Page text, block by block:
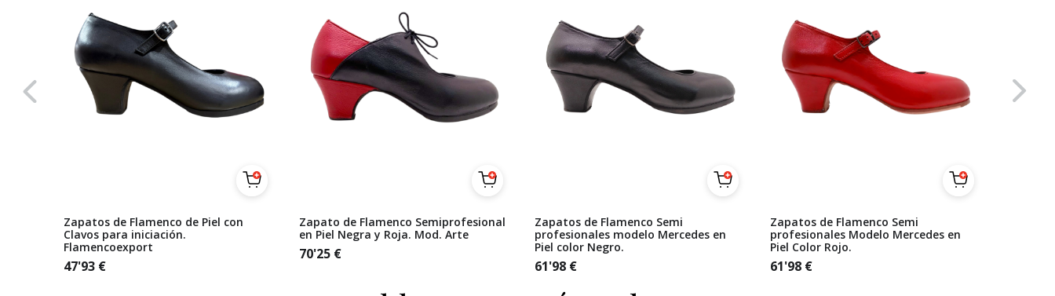
Zapatos de Flamenco de Piel con
Clavos para iniciación.
Flamencoexport
47'93 €
Zapato de Flamenco Semiprofesional
en Piel Negra y Roja. Mod. Arte
70'25 €
Zapatos de Flamenco Semi
profesionales modelo Mercedes en
Piel color Negro.
61'98 €
Zapatos de Flamenco Semi
profesionales Modelo Mercedes en
Piel Color Rojo.
61'98 €